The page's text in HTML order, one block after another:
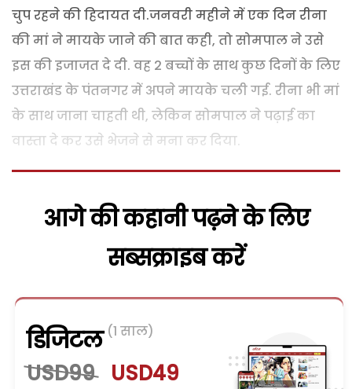
चुप रहने की हिदायत दी.जनवरी महीने में एक दिन रीना
की मां ने मायके जाने की बात कही, तो सोमपाल ने उसे
इस की इजाजत दे दी. वह 2 बच्चों के साथ कुछ दिनों के लिए
उत्तराखंड के पंतनगर में अपने मायके चली गई. रीना भी मां
के साथ जाना चाहती थी, लेकिन सोमपाल ने पढ़ाई का
वास्ता दे कर उसे भेजने से मना कर दिया.
आगे की कहानी पढ़ने के लिए
सब्सक्राइब करें
डिजिटल (1 साल)
USD99 USD49